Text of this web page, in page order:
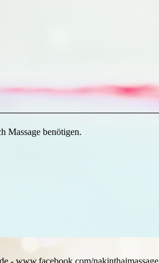
Massage benötigen.
- www.facebook.com/nakinthaimassage